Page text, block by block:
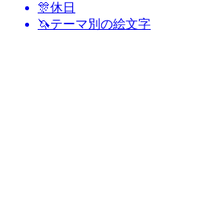
🎊休日
🦄テーマ別の絵文字